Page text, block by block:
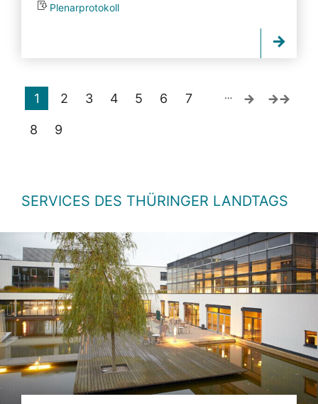
Plenarprotokoll
1 2 3 4 5 6 7
8 9
…
SERVICES DES THÜRINGER LANDTAGS